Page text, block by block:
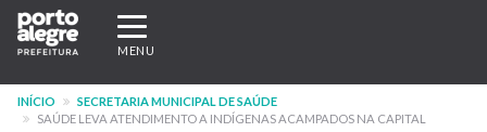
Pular
para
conteúdo
principal
Expandir/recolher
navegação
MENU
INÍCIO
SECRETARIA MUNICIPAL DE SAÚDE
SAÚDE LEVA ATENDIMENTO A INDÍGENAS ACAMPADOS NA CAPITAL